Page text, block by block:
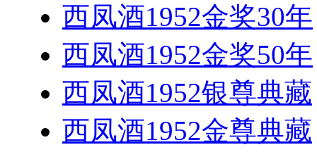
西凤酒1952金奖30年
西凤酒1952金奖50年
西凤酒1952银尊典藏
西凤酒1952金尊典藏